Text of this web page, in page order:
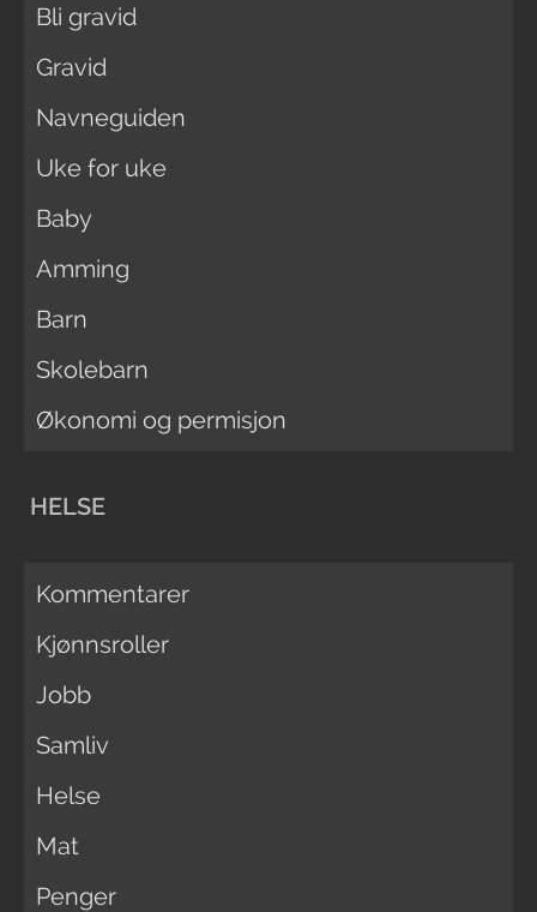
Bli gravid
Gravid
Navneguiden
Uke for uke
Baby
Amming
Barn
Skolebarn
Økonomi og permisjon
HELSE
Kommentarer
Kjønnsroller
Jobb
Samliv
Helse
Mat
Penger